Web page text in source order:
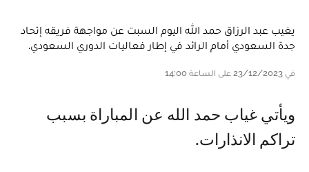
يغيب عبد الرزاق حمد الله اليوم السبت عن مواجهة فريقه إتحاد
جدة السعودي أمام الرائد في إطار فعاليات الدوري السعودي.
في 23/12/2023 على الساعة 14:00
ويأتي غياب حمد الله عن المباراة بسبب
تراكم الانذارات.